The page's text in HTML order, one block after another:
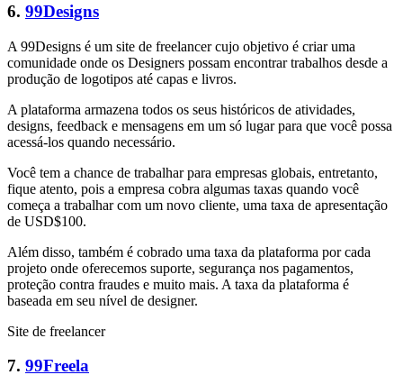
6. 99Designs
A 99Designs é um site de freelancer cujo objetivo é criar uma
comunidade onde os Designers possam encontrar trabalhos desde a
produção de logotipos até capas e livros.
A plataforma armazena todos os seus históricos de atividades,
designs, feedback e mensagens em um só lugar para que você possa
acessá-los quando necessário.
Você tem a chance de trabalhar para empresas globais, entretanto,
fique atento, pois a empresa cobra algumas taxas quando você
começa a trabalhar com um novo cliente, uma taxa de apresentação
de USD$100.
Além disso, também é cobrado uma taxa da plataforma por cada
projeto onde oferecemos suporte, segurança nos pagamentos,
proteção contra fraudes e muito mais. A taxa da plataforma é
baseada em seu nível de designer.
Site de freelancer
7. 99Freela